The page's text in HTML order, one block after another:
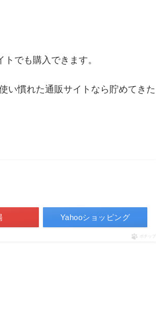
でも購入できます。
い慣れた通販サイトなら貯めてきた
Yahooショッピング
ポチップ